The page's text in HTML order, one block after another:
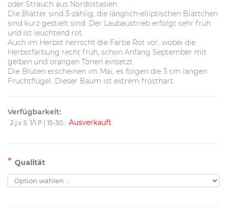
oder Strauch aus Nordostasien.
Die Blätter sind 3-zählig, die länglich-elliptischen Blättchen
sind kurz gestielt sind. Der Laubaustrieb erfolgt sehr früh
und ist leuchtend rot.
Auch im Herbst herrscht die Farbe Rot vor, wobei die
Herbstfärbung recht früh, schon Anfang September mit
gelben und orangen Tönen einsetzt.
Die Blüten erscheinen im Mai, es folgen die 3 cm langen
Fruchtflügel. Dieser Baum ist extrem frosthart.
Verfügbarkeit:
2 j.v.S. 1/1 P | 15-30: Ausverkauft
* Qualität